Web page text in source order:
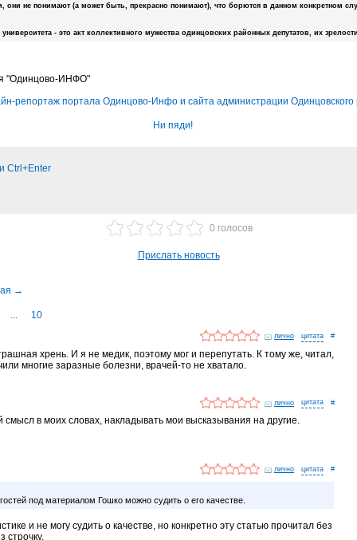
не понимают (а может быть, прекрасно понимают), что борются в данном конкретном
- это акт коллективного мужества одинцовских районных депутатов, их
"Одинцово-ИНФО"
репортаж портала Одинцово-Инфо и сайта администрации
Ни пяди!
Ctrl+Enter
0 голосов
Прислать новость
10
лично #
хрень. И я не медик, поэтому мог и перепутать. К тому же, читал,
многие заразные болезни, врачей-то не хватало.
лично #
смысл в моих словах, накладывать мои высказывания на другие.
лично #
под материалом Гошко можно судить о его качестве.
и не могу судить о качестве, но конкретно эту статью прочитал без
строчку.